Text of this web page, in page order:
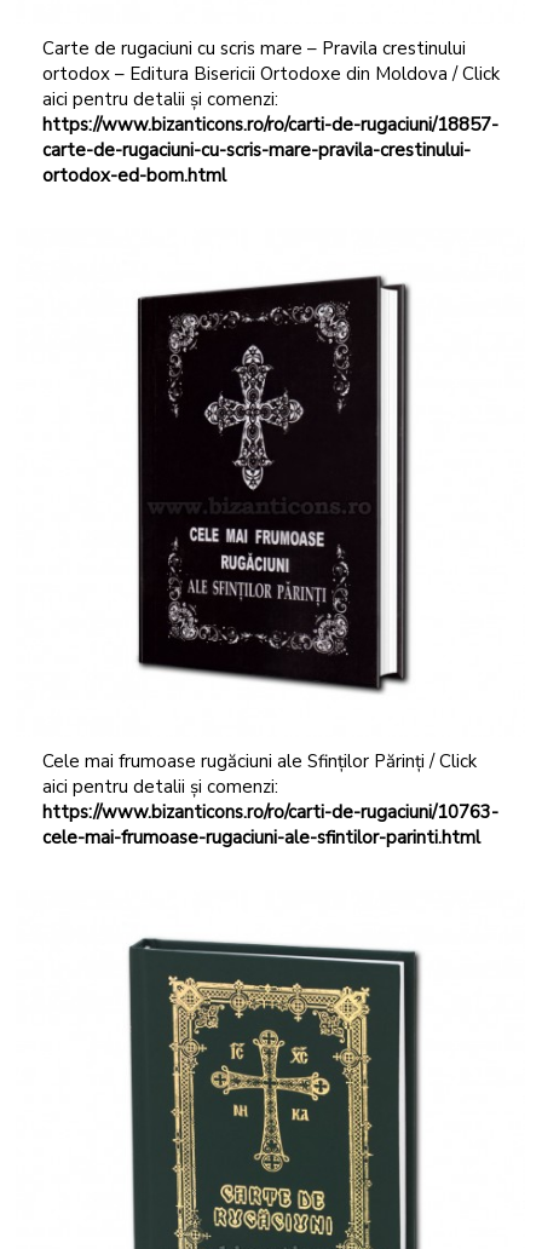
Carte de rugaciuni cu scris mare – Pravila crestinului
ortodox – Editura Bisericii Ortodoxe din Moldova / Click
aici pentru detalii și comenzi:
https://www.bizanticons.ro/ro/carti-de-rugaciuni/18857-
carte-de-rugaciuni-cu-scris-mare-pravila-crestinului-
ortodox-ed-bom.html
Cele mai frumoase rugăciuni ale Sfinților Părinți / Click
aici pentru detalii și comenzi:
https://www.bizanticons.ro/ro/carti-de-rugaciuni/10763-
cele-mai-frumoase-rugaciuni-ale-sfintilor-parinti.html